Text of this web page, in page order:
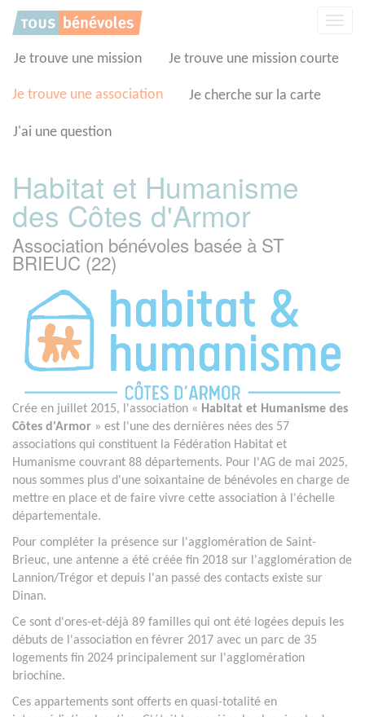
Je trouve une mission Je trouve une mission courte
Je trouve une association Je cherche sur la carte
J'ai une question
Habitat et Humanisme
des Côtes d'Armor
Association bénévoles basée à ST
BRIEUC (22)
Crée en juillet 2015, l'association « Habitat et Humanisme des
Côtes d'Armor » est l'une des dernières nées des 57
associations qui constituent la Fédération Habitat et
Humanisme couvrant 88 départements. Pour l'AG de mai 2025,
nous sommes plus d'une soixantaine de bénévoles en charge de
mettre en place et de faire vivre cette association à l'échelle
départementale.
Pour compléter la présence sur l'agglomération de Saint-
Brieuc, une antenne a été créée fin 2018 sur l'agglomération de
Lannion/Trégor et depuis l'an passé des contacts existe sur
Dinan.
Ce sont d'ores-et-déjà 89 familles qui ont été logées depuis les
débuts de l'association en févrer 2017 avec un parc de 35
logements fin 2024 principalement sur l'agglomération
briochine.
Ces appartements sont offerts en quasi-totalité en
Panneau de gestion des cookies